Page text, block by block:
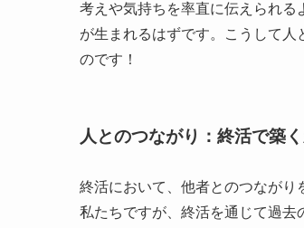
考えや気持ちを率直に伝えられる
が生まれるはずです。こうして
のです！
人とのつながり：終活で築
終活において、他者とのつながり
私たちですが、終活を通じて過